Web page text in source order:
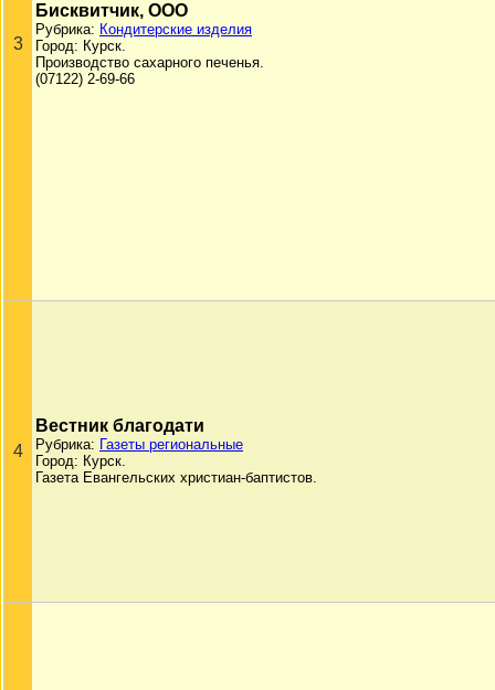
3
Бисквитчик, ООО
Рубрика: Кондитерские изделия
Город: Курск.
Производство сахарного печенья.
(07122) 2-69-66
4
Вестник благодати
Рубрика: Газеты региональные
Город: Курск.
Газета Евангельских христиан-баптистов.